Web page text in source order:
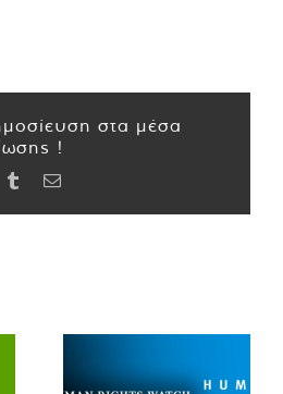
στα μέσα
!
TumblrEmail